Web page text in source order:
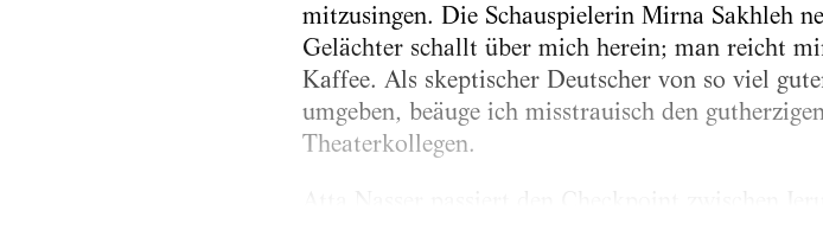
mitzusingen. Die Schauspielerin Mirna Sakhleh
Gelächter schallt über mich herein; man reicht
Kaffee. Als skeptischer Deutscher von so viel
umgeben, beäuge ich misstrauisch den
Theaterkollegen.